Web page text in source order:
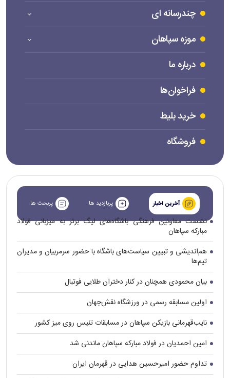
چندرسانه ای
موزه سپاهان
درباره ما
فراخوان‌ها
خرید بلیط
فروشگاه
آخرین اخبار پربازدید ها پربحث ها
نشست معاونین فرهنگی باشگاه‌های لیگ برتر به میزبانی فولاد
مبارکه سپاهان
هم‌اندیشی و تبیین سیاست‌های باشگاه با حضور سرمربیان و مدیران
تیم‌ها
بیان محمودی همچنان در کنار دختران طلایی فوتبال
اولین مسابقه رسمی در ورزشگاه نقش‌جهان
نایب‌قهرمانی بازیکن سپاهان در مسابقات تنیس روی میز کشور
امین احمدیان در فولاد مبارکه سپاهان ماندنی شد
تداوم حضور امیرحسین هدایی در قهرمان ایران